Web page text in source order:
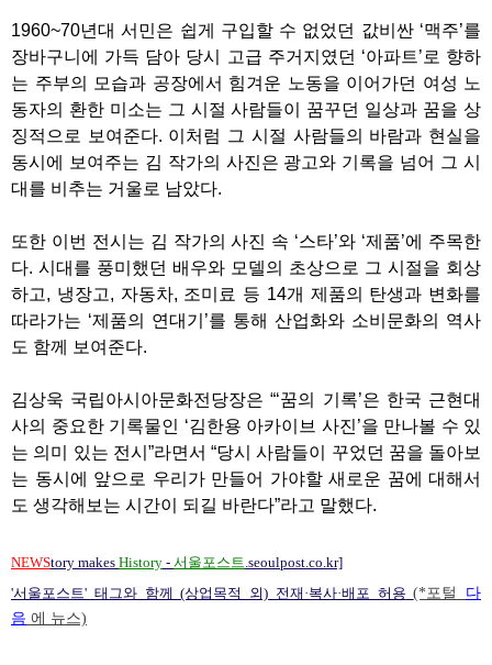
1960~70년대 서민은 쉽게 구입할 수 없었던 값비싼 ‘맥주’를
장바구니에 가득 담아 당시 고급 주거지였던 ‘아파트’로 향하
는 주부의 모습과 공장에서 힘겨운 노동을 이어가던 여성 노
동자의 환한 미소는 그 시절 사람들이 꿈꾸던 일상과 꿈을 상
징적으로 보여준다. 이처럼 그 시절 사람들의 바람과 현실을
동시에 보여주는 김 작가의 사진은 광고와 기록을 넘어 그 시
대를 비추는 거울로 남았다.
또한 이번 전시는 김 작가의 사진 속 ‘스타’와 ‘제품’에 주목한
다. 시대를 풍미했던 배우와 모델의 초상으로 그 시절을 회상
하고, 냉장고, 자동차, 조미료 등 14개 제품의 탄생과 변화를
따라가는 ‘제품의 연대기’를 통해 산업화와 소비문화의 역사
도 함께 보여준다.
김상욱 국립아시아문화전당장은 “‘꿈의 기록’은 한국 근현대
사의 중요한 기록물인 ‘김한용 아카이브 사진’을 만나볼 수 있
는 의미 있는 전시”라면서 “당시 사람들이 꾸었던 꿈을 돌아보
는 동시에 앞으로 우리가 만들어 가야할 새로운 꿈에 대해서
도 생각해보는 시간이 되길 바란다”라고 말했다.
NEWStory makes History - 서울포스트.seoulpost.co.kr]
'서울포스트' 태그와 함께 (상업목적 외) 전재·복사·배포 허용 (*포털 다
음 에 뉴스)